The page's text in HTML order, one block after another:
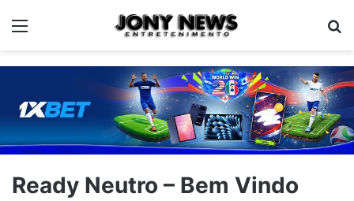
Menu
Ready Neutro – Bem Vindo